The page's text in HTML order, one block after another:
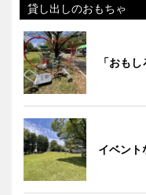
貸し出しのおもちゃ
「おもし
イベント